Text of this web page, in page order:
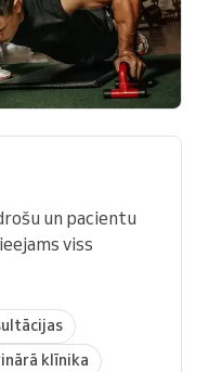
un pacientu
viss
klīnika